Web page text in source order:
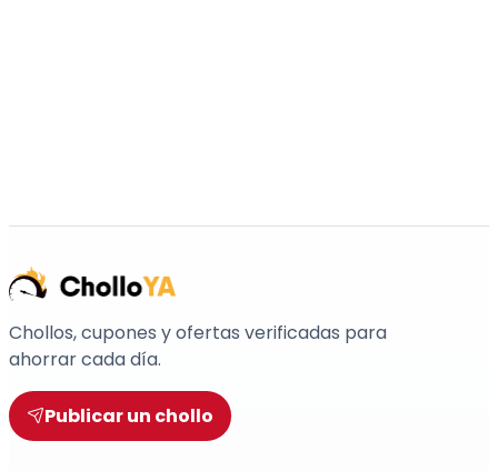
Chollos, cupones y ofertas verificadas para
ahorrar cada día.
Publicar un chollo